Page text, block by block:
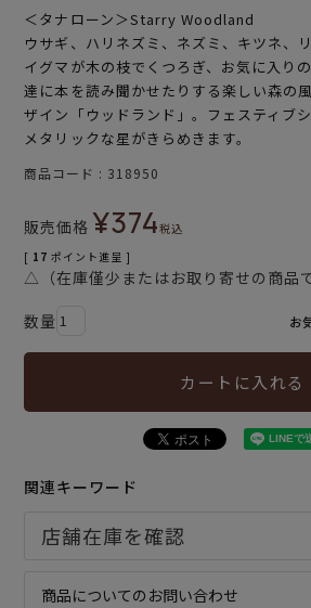
＜タナローン＞Starry Woodland
ウサギ、ハリネズミ、ネズミ、キツネ、
イグマが木の枝でくつろぎ、お気に入り
達に本を読み聞かせたりする楽しい森の
ザイン「ウッドランド」。フェスティブ
メタリックな星がきらめきます。
商品コード 318950
販売価格 ¥374税込
[ 17 ポイント進呈 ]
△（在庫僅少またはお取り寄せの商品で
お
カートに入れる
関連キーワード
商品についてのお問い合わせ